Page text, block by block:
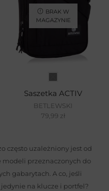
BRAK W
MAGAZYNIE
Saszetka ACTIV
BETLEWSKI
79,99 zł
często uzależniony jest od
modeli przeznaczonych do
gabarytach. A co, jeśli
na klucze i portfel?